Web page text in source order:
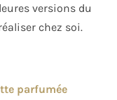
versions du
chez soi.
parfumée